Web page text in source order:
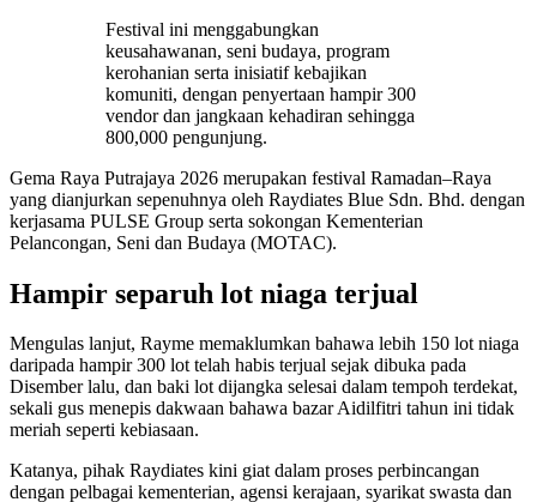
Festival ini menggabungkan
keusahawanan, seni budaya, program
kerohanian serta inisiatif kebajikan
komuniti, dengan penyertaan hampir 300
vendor dan jangkaan kehadiran sehingga
800,000 pengunjung.
Gema Raya Putrajaya 2026 merupakan festival Ramadan–Raya
yang dianjurkan sepenuhnya oleh Raydiates Blue Sdn. Bhd. dengan
kerjasama PULSE Group serta sokongan Kementerian
Pelancongan, Seni dan Budaya (MOTAC).
Hampir separuh lot niaga terjual
Mengulas lanjut, Rayme memaklumkan bahawa lebih 150 lot niaga
daripada hampir 300 lot telah habis terjual sejak dibuka pada
Disember lalu, dan baki lot dijangka selesai dalam tempoh terdekat,
sekali gus menepis dakwaan bahawa bazar Aidilfitri tahun ini tidak
meriah seperti kebiasaan.
Katanya, pihak Raydiates kini giat dalam proses perbincangan
dengan pelbagai kementerian, agensi kerajaan, syarikat swasta dan